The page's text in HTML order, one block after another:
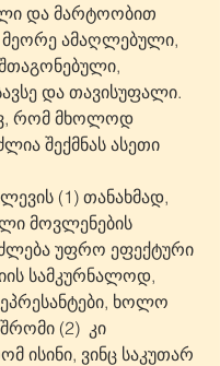
და მარტოობით
ამაღლებული,
და თავისუფალი.
რომ მხოლოდ
შექმნას ასეთი
(1) თანახმად,
მოვლენების
უფრო ეფექტური
სამკურნალოდ,
ხოლო
(2)  კი
ისინი, ვინც საკუთარ